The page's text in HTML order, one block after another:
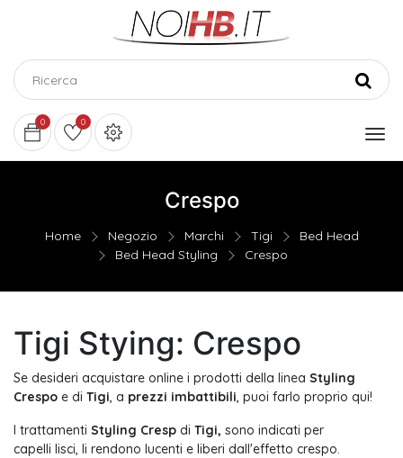
0 0
Crespo
Home Negozio Marchi Tigi
Bed Head
Bed Head Styling
Crespo
Tigi Stying: Crespo
Se desideri acquistare online i prodotti della linea Styling
Crespo e di Tigi, a prezzi imbattibili, puoi farlo proprio qui!
I trattamenti Styling Cresp di Tigi, sono indicati per
capelli lisci, li rendono lucenti e liberi dall'effetto crespo.